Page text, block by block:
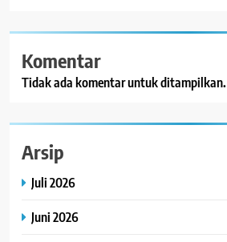
Komentar
Tidak ada komentar untuk ditampilkan.
Arsip
Juli 2026
Juni 2026